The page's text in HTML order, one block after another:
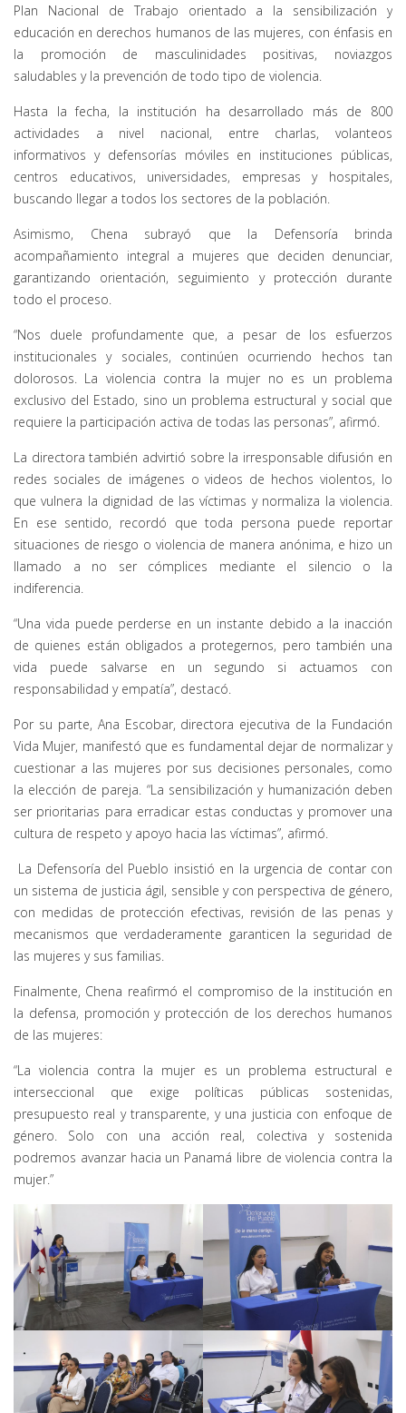
Plan Nacional de Trabajo orientado a la sensibilización y
educación en derechos humanos de las mujeres, con énfasis en
la promoción de masculinidades positivas, noviazgos
saludables y la prevención de todo tipo de violencia.
Hasta la fecha, la institución ha desarrollado más de 800
actividades a nivel nacional, entre charlas, volanteos
informativos y defensorías móviles en instituciones públicas,
centros educativos, universidades, empresas y hospitales,
buscando llegar a todos los sectores de la población.
Asimismo, Chena subrayó que la Defensoría brinda
acompañamiento integral a mujeres que deciden denunciar,
garantizando orientación, seguimiento y protección durante
todo el proceso.
“Nos duele profundamente que, a pesar de los esfuerzos
institucionales y sociales, continúen ocurriendo hechos tan
dolorosos. La violencia contra la mujer no es un problema
exclusivo del Estado, sino un problema estructural y social que
requiere la participación activa de todas las personas”, afirmó.
La directora también advirtió sobre la irresponsable difusión en
redes sociales de imágenes o videos de hechos violentos, lo
que vulnera la dignidad de las víctimas y normaliza la violencia.
En ese sentido, recordó que toda persona puede reportar
situaciones de riesgo o violencia de manera anónima, e hizo un
llamado a no ser cómplices mediante el silencio o la
indiferencia.
“Una vida puede perderse en un instante debido a la inacción
de quienes están obligados a protegernos, pero también una
vida puede salvarse en un segundo si actuamos con
responsabilidad y empatía”, destacó.
Por su parte, Ana Escobar, directora ejecutiva de la Fundación
Vida Mujer, manifestó que es fundamental dejar de normalizar y
cuestionar a las mujeres por sus decisiones personales, como
la elección de pareja. “La sensibilización y humanización deben
ser prioritarias para erradicar estas conductas y promover una
cultura de respeto y apoyo hacia las víctimas”, afirmó.
La Defensoría del Pueblo insistió en la urgencia de contar con
un sistema de justicia ágil, sensible y con perspectiva de género,
con medidas de protección efectivas, revisión de las penas y
mecanismos que verdaderamente garanticen la seguridad de
las mujeres y sus familias.
Finalmente, Chena reafirmó el compromiso de la institución en
la defensa, promoción y protección de los derechos humanos
de las mujeres:
“La violencia contra la mujer es un problema estructural e
interseccional que exige políticas públicas sostenidas,
presupuesto real y transparente, y una justicia con enfoque de
género. Solo con una acción real, colectiva y sostenida
podremos avanzar hacia un Panamá libre de violencia contra la
mujer.”